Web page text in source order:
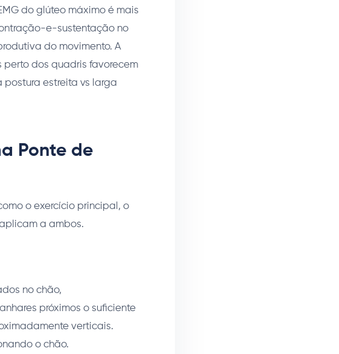
do glúteo máximo é mais
e-sustentação no
do movimento. A
dos quadris favorecem
postura estreita vs larga
Ponte de
o exercício principal, o
a ambos.
no chão,
próximos o suficiente
verticais.
o chão.